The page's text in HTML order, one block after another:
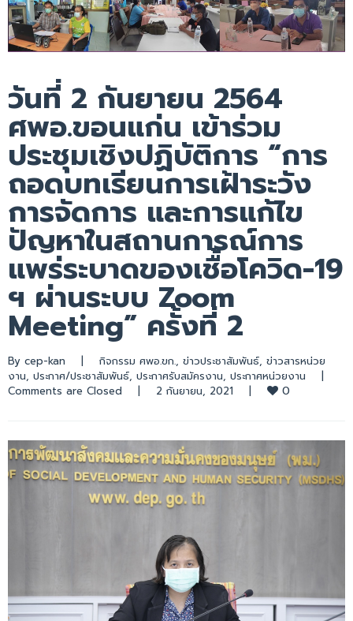
วันที่ 2 กันยายน 2564
ศพอ.ขอนแก่น เข้าร่วม
ประชุมเชิงปฏิบัติการ “การ
ถอดบทเรียนการเฝ้าระวัง
การจัดการ และการแก้ไข
ปัญหาในสถานการณ์การ
แพร่ระบาดของเชื้อโควิด-19
ฯ ผ่านระบบ Zoom
Meeting” ครั้งที่ 2
By cep-kan | กิจกรรม ศพอ.ขก., ข่าวประชาสัมพันธ์, ข่าวสารหน่วย
งาน, ประกาศ/ประชาสัมพันธ์, ประกาศรับสมัครงาน, ประกาศหน่วยงาน
|
Comments are Closed
| 2 กันยายน, 2021 | 0